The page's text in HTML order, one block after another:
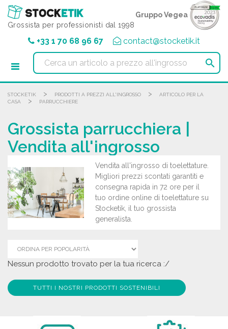
Grossista per professionisti dal 1998
Gruppo Vegea
+33 1 70 68 96 67 contact@stocketik.it

STOCKETIK > PRODOTTI A PREZZI ALL'INGROSSO >
ARTICOLO PER LA
CASA
> PARRUCCHIERE
Grossista parrucchiera |
Vendita all'ingrosso
Vendita all'ingrosso di toelettature.
Migliori prezzi scontati garantiti e
consegna rapida in 72 ore per il
tuo ordine online di toelettature su
Stocketik, il tuo grossista
generalista.
Nessun prodotto trovato per la tua ricerca :/
TUTTI I NOSTRI PRODOTTI SOSTENIBILI
Pannello di gestione dei cookies